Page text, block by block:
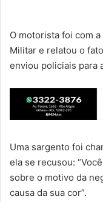
O motorista foi com
Militar e relatou o
enviou policiais para
Uma sargento foi
ela se recusou:
sobre o motivo da
causa da sua cor”.